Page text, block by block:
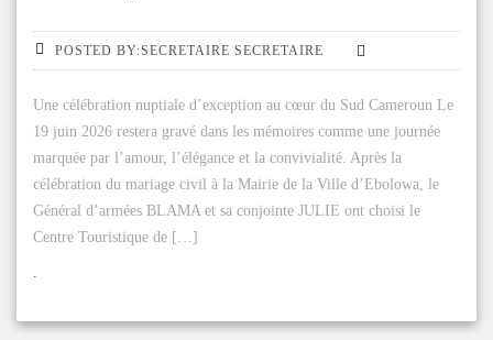
POSTED BY:SECRETAIRE SECRETAIRE
Une célébration nuptiale d’exception au cœur du Sud Cameroun Le
19 juin 2026 restera gravé dans les mémoires comme une journée
marquée par l’amour, l’élégance et la convivialité. Après la
célébration du mariage civil à la Mairie de la Ville d’Ebolowa, le
Général d’armées BLAMA et sa conjointe JULIE ont choisi le
Centre Touristique de […]
.